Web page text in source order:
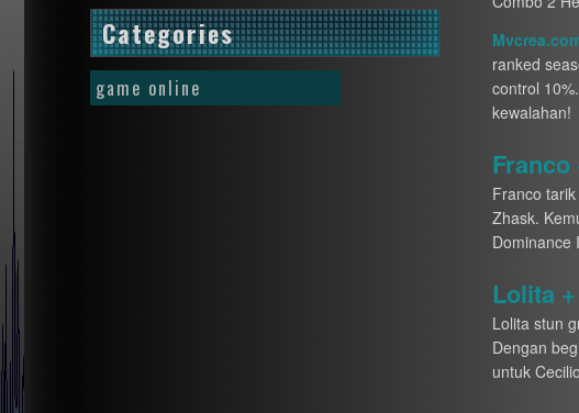
ranked
control
kewalahan!
Franco
Franco
Zhask.
Dominance
Lolita
Lolita stun
Dengan
untuk
Categories
game online